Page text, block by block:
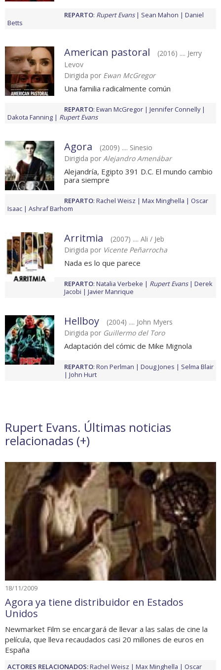
REPARTO: Rupert Evans Sean Mahon
Daniel
Betts
American pastoral
(2016) .... Jerry
Levov
Dirigida por Ewan McGregor
Una familia radicalmente común
REPARTO: Ewan McGregor
Jennifer Connelly
Dakota Fanning
Rupert Evans
Agora
(2009) .... Sinesio
Dirigida por Alejandro Amenábar
Alejandría, Egipto 391 D.C. El mundo cambio
para siempre
REPARTO: Rachel Weisz Max Minghella
Oscar
Isaac
Ashraf Barhom
Arritmia
(2007) .... Ali / Jeb
Dirigida por Vicente Peñarrocha
Nada es lo que parece
REPARTO: Natalia Verbeke Rupert Evans
Derek
Jacobi
Javier Manrique
Hellboy
(2004) .... John Myers
Dirigida por Guillermo del Toro
Adaptación del cómic de Mike Mignola
REPARTO: Ron Perlman Doug Jones
Selma Blair
John Hurt
Rupert Evans. Últimas noticias
relacionadas (+)
18/11/2009
Agora ya tiene distribuidor en Estados
Unidos
Newmarket Film se encargará de llevar a las salas de cine la
película, que lleva recaudados casi 20 millones de euros en
España
ACTORES RELACIONADOS:Rachel Weisz Max Minghella
Oscar